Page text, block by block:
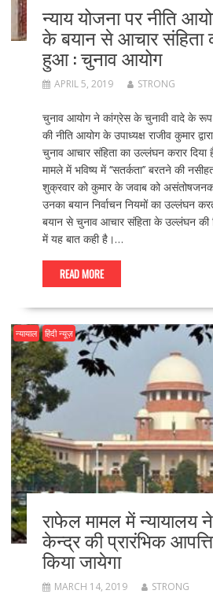
न्याय योजना पर नीति
के बयान से आचार
हुआ : चुनाव आयोग
APRIL 5, 2019 STRONG
चुनाव आयोग ने कांग्रेस के चुनावी वादे के रूप में
की नीति आयोग के उपाध्यक्ष राजीव कुमार
चुनाव आचार संहिता का उल्लंघन करार
मामले में भविष्य में ‘‘सतर्कता’’ बरतने की
शुक्रवार को कुमार के जवाब को
उनका बयान निर्वाचन नियमों का उल्लंघन
बयान से चुनाव आचार संहिता के उल्लंघन की
में यह बात कही है।…
READ MORE
न्यायाल हिंदी न्यूज़
राफेल मामल में न्यायालय
केन्द्र की प्रारंभिक
किया जायेगा
MARCH 14, 2019 STRONG